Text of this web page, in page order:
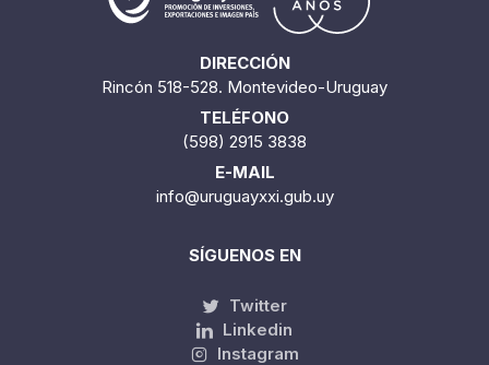
DIRECCIÓN
Rincón 518-528. Montevideo-Uruguay
TELÉFONO
(598) 2915 3838
E-MAIL
info@uruguayxxi.gub.uy
SÍGUENOS EN
Twitter
Linkedin
Instagram